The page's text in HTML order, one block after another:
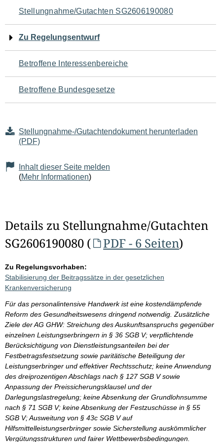
Navigation
für
den
Seiteninhalt
Stellungnahme/Gutachten SG2606190080
Zu Regelungsentwurf
Betroffene Interessenbereiche
Betroffene Bundesgesetze
Stellungnahme-/Gutachtendokument herunterladen
(PDF)
Inhalt dieser Seite melden
(Mehr Informationen)
Details zu Stellungnahme/Gutachten
SG2606190080 (
PDF - 6 Seiten)
Zu Regelungsvorhaben:
Stabilisierung der Beitragssätze in der gesetzlichen
Krankenversicherung
Für das personalintensive Handwerk ist eine kostendämpfende
Reform des Gesundheitswesens dringend notwendig. Zusätzliche
Ziele der AG GHW: Streichung des Auskunftsanspruchs gegenüber
einzelnen Leistungserbringern in § 36 SGB V; verpflichtende
Berücksichtigung von Dienstleistungsanteilen bei der
Festbetragsfestsetzung sowie paritätische Beteiligung der
Leistungserbringer und effektiver Rechtsschutz; keine Anwendung
des dreiprozentigen Abschlags nach § 127 SGB V sowie
Anpassung der Preissicherungsklausel und der
Darlegungslastregelung; keine Absenkung der Grundlohnsumme
nach § 71 SGB V; keine Absenkung der Festzuschüsse in § 55
SGB V; Ausweitung von § 43c SGB V auf
Hilfsmittelleistungserbringer sowie Sicherstellung auskömmlicher
Vergütungsstrukturen und fairer Wettbewerbsbedingungen.